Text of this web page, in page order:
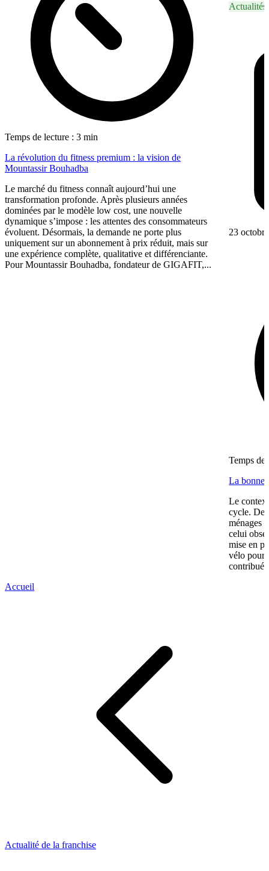
Temps de lecture : 3 min
La révolution du fitness premium : la vision de
Mountassir Bouhadba
Le marché du fitness connaît aujourd’hui une
transformation profonde. Après plusieurs années
dominées par le modèle low cost, une nouvelle
dynamique s’impose : les attentes des consommateurs
évoluent. Désormais, la demande ne porte plus
uniquement sur un abonnement à prix réduit, mais sur
une expérience complète, qualitative et différenciante.
Pour Mountassir Bouhadba, fondateur de GIGAFIT,...
Actualités
23
Temps de
La bonne
Le
cycle.
ménages
celui
mise en
vélo pour
contribué.
Accueil
Actualité de la franchise